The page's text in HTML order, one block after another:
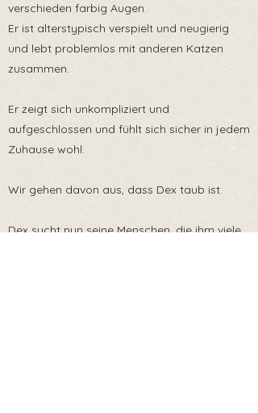
verschieden farbig Augen.
Er ist alterstypisch verspielt und neugierig
und lebt problemlos mit anderen Katzen
zusammen.
Er zeigt sich unkompliziert und
aufgeschlossen und fühlt sich sicher in jedem
Zuhause wohl.
Wir gehen davon aus, dass Dex taub ist.
Dex sucht nun seine Menschen, die ihm viele